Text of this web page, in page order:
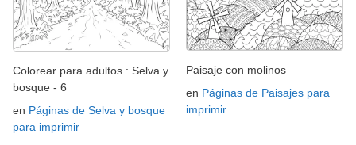
Colorear para adultos : Selva y
bosque - 6
en Páginas de Selva y bosque
para imprimir
Paisaje con molinos
en Páginas de Paisajes para
imprimir